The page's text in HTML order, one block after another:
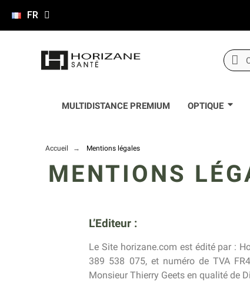
FR
MULTIDISTANCE PREMIUM OPTIQUE
Accueil Mentions légales
MENTIONS
L’Editeur :
Le Site horizane.com est édité par :
389 538 075, et numéro de TVA
Monsieur Thierry Geets en qualité de